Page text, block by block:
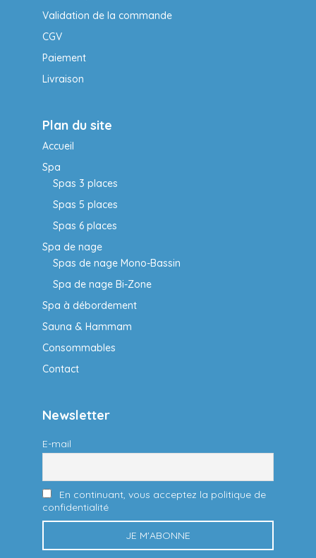
Validation de la commande
CGV
Paiement
Livraison
Plan du site
Accueil
Spa
Spas 3 places
Spas 5 places
Spas 6 places
Spa de nage
Spas de nage Mono-Bassin
Spa de nage Bi-Zone
Spa à débordement
Sauna & Hammam
Consommables
Contact
Newsletter
E-mail
En continuant, vous acceptez la politique de
confidentialité